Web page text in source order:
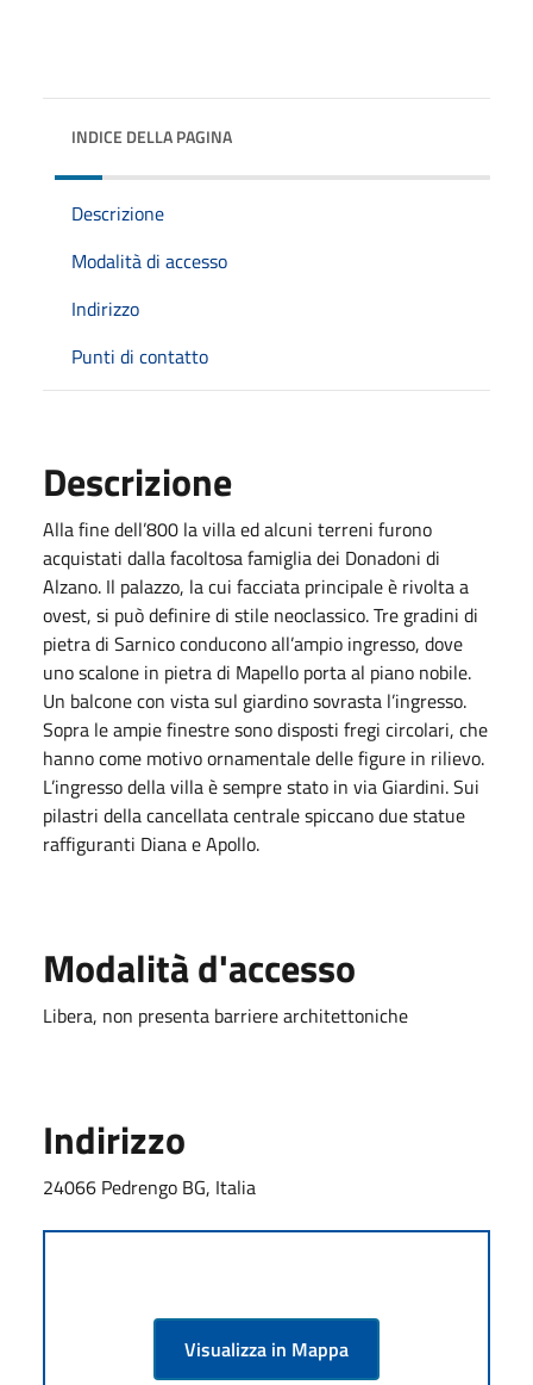
INDICE DELLA PAGINA
Descrizione
Modalità di accesso
Indirizzo
Punti di contatto
Descrizione
Alla fine dell’800 la villa ed alcuni terreni furono
acquistati dalla facoltosa famiglia dei Donadoni di
Alzano. Il palazzo, la cui facciata principale è rivolta a
ovest, si può definire di stile neoclassico. Tre gradini di
pietra di Sarnico conducono all’ampio ingresso, dove
uno scalone in pietra di Mapello porta al piano nobile.
Un balcone con vista sul giardino sovrasta l’ingresso.
Sopra le ampie finestre sono disposti fregi circolari, che
hanno come motivo ornamentale delle figure in rilievo.
L’ingresso della villa è sempre stato in via Giardini. Sui
pilastri della cancellata centrale spiccano due statue
raffiguranti Diana e Apollo.
Modalità d'accesso
Libera, non presenta barriere architettoniche
Indirizzo
24066 Pedrengo BG, Italia
Visualizza in Mappa